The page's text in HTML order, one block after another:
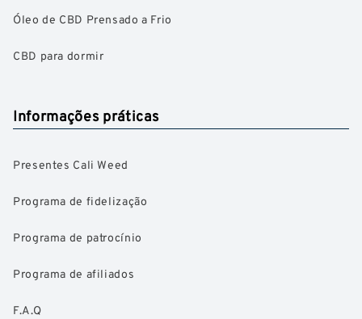
Óleo de CBD Prensado a Frio
CBD para dormir
Informações práticas
Presentes Cali Weed
Programa de fidelização
Programa de patrocínio
Programa de afiliados
F.A.Q